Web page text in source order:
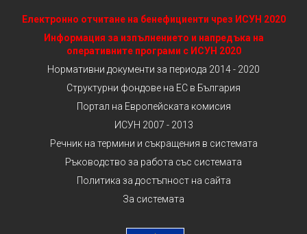
Електронно отчитане на бенефициенти чрез ИСУН 2020
Информация за изпълнението и напредъка на
оперативните програми с ИСУН 2020
Нормативни документи за периода 2014 - 2020
Структурни фондове на ЕС в България
Портал на Европейската комисия
ИСУН 2007 - 2013
Речник на термини и съкращения в системата
Ръководство за работа със системата
Политика за достъпност на сайта
За системата